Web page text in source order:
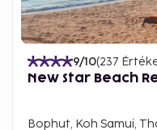
and entertainment.
Getting to Koh Samui
airport with daily
other Asian cities.
also a popular
9/10(237
New Star Beach
Bophut, Koh Samui,